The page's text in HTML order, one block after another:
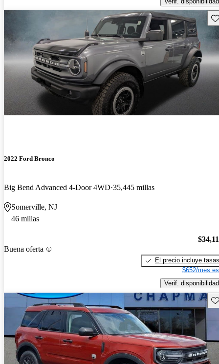
2022 Ford Bronco
Big Bend Advanced 4-Door 4WD 35,445 millas
Somerville, NJ
46 millas
Buena oferta
El precio incluye tasas
$652/mes
Verif. disponibilidad